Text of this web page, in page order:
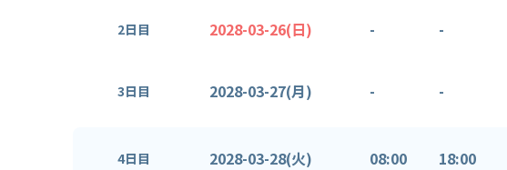
2日目 2028-03-26(日) - -
3日目 2028-03-27(月) - -
4日目 2028-03-28(火) 08:00 18:00